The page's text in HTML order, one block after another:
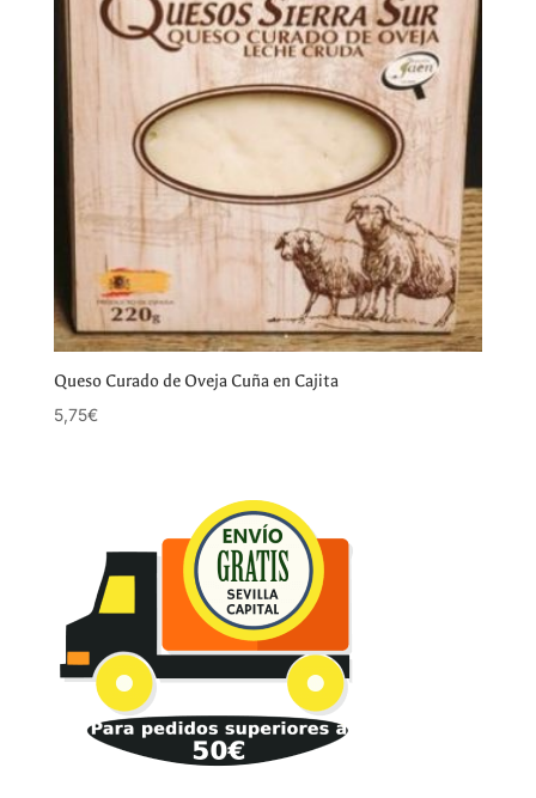
Queso Curado de Oveja Cuña en Cajita
5,75€